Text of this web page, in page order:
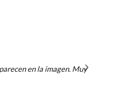
en la imagen. Muy